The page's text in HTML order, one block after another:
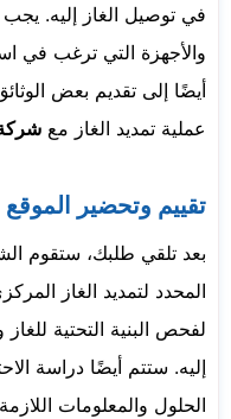
في توصيل الغاز إليه.
والأجهزة التي ترغب في
أيضًا إلى تقديم بعض
عملية تمديد الغاز مع شركة
تقييم وتحضير الموقع
بعد تلقي طلبك، ستقوم
المحدد لتمديد الغاز
لفحص البنية التحتية
إليه. ستتم أيضًا دراسة
الحلول والمعلومات